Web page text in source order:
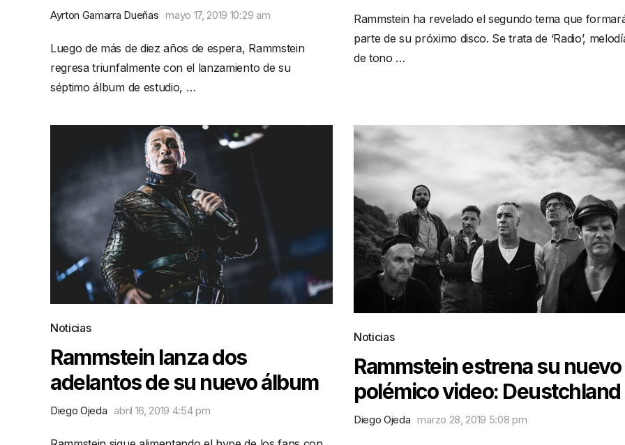
Ayrton Gamarra Dueñas mayo 17, 2019 10:29 am
Luego de más de diez años de espera, Rammstein
regresa triunfalmente con el lanzamiento de su
séptimo álbum de estudio, …
Rammstein ha revelado el segundo tema que
parte de su próximo disco. Se trata de ‘Radio’,
de tono …
Noticias
Rammstein lanza dos
adelantos de su nuevo álbum
Diego Ojeda abril 16, 2019 4:54 pm
Noticias
Rammstein estrena su
polémico video: Deustchland
Diego Ojeda marzo 28, 2019 5:08 pm